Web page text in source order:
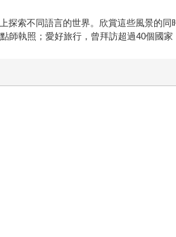
索不同語言的世界。欣賞這些風景的
執照；愛好旅行，曾拜訪超過40個國家